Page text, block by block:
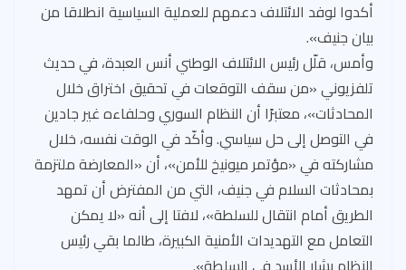
أكدوا لوفد الائتلاف دعمهم للعملية السياسية انطلاقا من
بيان جنيف».
وأمس، قلّل رئيس الائتلاف الوطني أنس العبدة، في حديث
تلفزيوني «من سقف التوقعات في تحقيق اختراق خلال
المحادثات»، معتبرًا أن النظام السوري وحلفاءه غير جادين
في التوصل إلى حل سياسي. وأكّد في الوقت نفسه، خلال
مشاركته في «مؤتمر ميونيخ للأمن»، أن «المعارضة ملتزمة
بمحادثات السلام في جنيف، التي من المفترض أن تمهد
الطريق أمام انتقال للسلطة»، لافتا إلى أنه «لا يمكن
التعامل مع التهديدات الأمنية الكبيرة، طالما بقي رئيس